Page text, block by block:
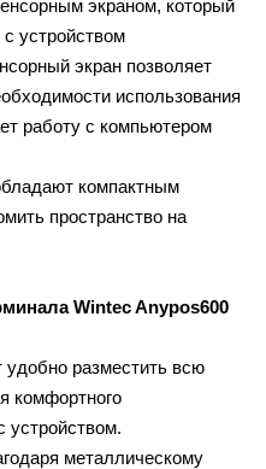
экраном, который
устройством
экран позволяет
использования
работу с компьютером
компактным
пространство на
Wintec Anypos600
удобно разместить всю
комфортного
устройством.
металлическому